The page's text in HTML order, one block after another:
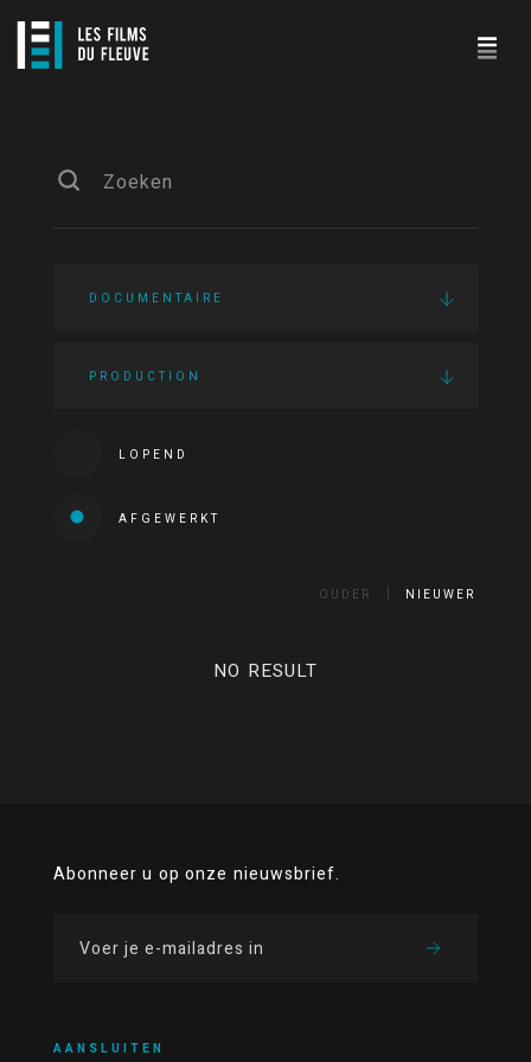
DOCUMENTAIRE
PRODUCTION
LOPEND
AFGEWERKT
OUDER NIEUWER
NO RESULT
Abonneer u op onze nieuwsbrief.
AANSLUITEN